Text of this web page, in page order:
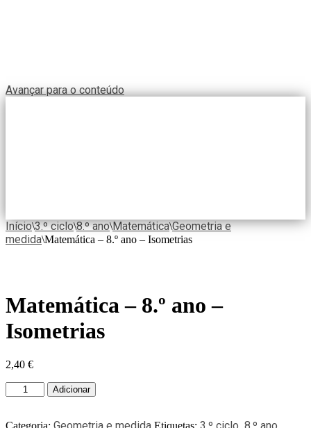
Avançar para o conteúdo
Início\3.º ciclo\8.º ano\Matemática\Geometria e
medida\Matemática – 8.º ano – Isometrias
Matemática – 8.º ano –
Isometrias
2,40 €
Adicionar